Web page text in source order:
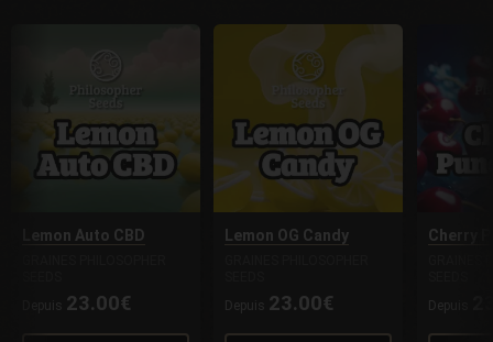
Lemon Auto CBD
23.00€
Lemon OG Candy
Depuis 23.00€
Cherry
Depuis